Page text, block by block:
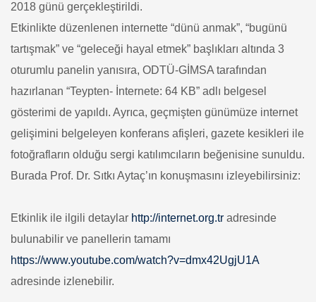
2018 günü gerçekleştirildi.
Etkinlikte düzenlenen internette “dünü anmak”, “bugünü
tartışmak” ve “geleceği hayal etmek” başlıkları altında 3
oturumlu panelin yanısıra, ODTÜ-GİMSA tarafından
hazırlanan “Teypten- İnternete: 64 KB” adlı belgesel
gösterimi de yapıldı. Ayrıca, geçmişten günümüze internet
gelişimini belgeleyen konferans afişleri, gazete kesikleri ile
fotoğrafların olduğu sergi katılımcıların beğenisine sunuldu.
Burada Prof. Dr. Sıtkı Aytaç’ın konuşmasını izleyebilirsiniz:
Etkinlik ile ilgili detaylar http://internet.org.tr adresinde
bulunabilir ve panellerin tamamı
https://www.youtube.com/watch?v=dmx42UgjU1A
adresinde izlenebilir.